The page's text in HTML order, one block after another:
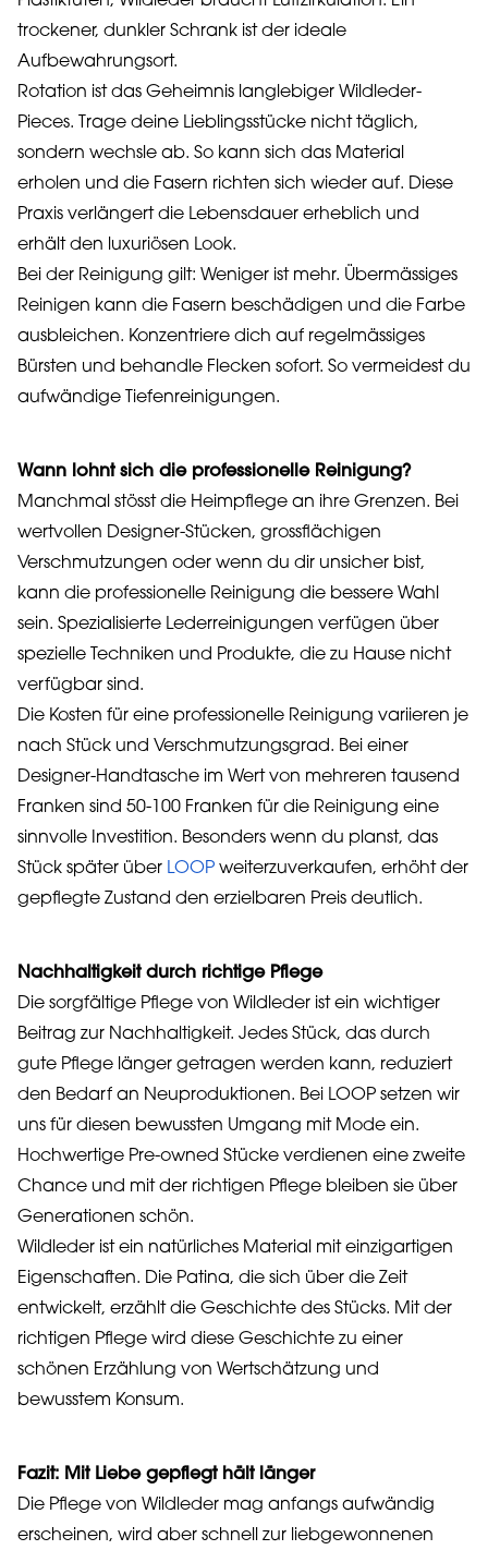
trockener, dunkler Schrank ist der ideale
Aufbewahrungsort.
Rotation ist das Geheimnis langlebiger Wildleder-
Pieces. Trage deine Lieblingsstücke nicht täglich,
sondern wechsle ab. So kann sich das Material
erholen und die Fasern richten sich wieder auf. Diese
Praxis verlängert die Lebensdauer erheblich und
erhält den luxuriösen Look.
Bei der Reinigung gilt: Weniger ist mehr. Übermässiges
Reinigen kann die Fasern beschädigen und die Farbe
ausbleichen. Konzentriere dich auf regelmässiges
Bürsten und behandle Flecken sofort. So vermeidest du
aufwändige Tiefenreinigungen.
Wann lohnt sich die professionelle Reinigung?
Manchmal stösst die Heimpflege an ihre Grenzen. Bei
wertvollen Designer-Stücken, grossflächigen
Verschmutzungen oder wenn du dir unsicher bist,
kann die professionelle Reinigung die bessere Wahl
sein. Spezialisierte Lederreinigungen verfügen über
spezielle Techniken und Produkte, die zu Hause nicht
verfügbar sind.
Die Kosten für eine professionelle Reinigung variieren je
nach Stück und Verschmutzungsgrad. Bei einer
Designer-Handtasche im Wert von mehreren tausend
Franken sind 50-100 Franken für die Reinigung eine
sinnvolle Investition. Besonders wenn du planst, das
Stück später über LOOP weiterzuverkaufen, erhöht der
gepflegte Zustand den erzielbaren Preis deutlich.
Nachhaltigkeit durch richtige Pflege
Die sorgfältige Pflege von Wildleder ist ein wichtiger
Beitrag zur Nachhaltigkeit. Jedes Stück, das durch
gute Pflege länger getragen werden kann, reduziert
den Bedarf an Neuproduktionen. Bei LOOP setzen wir
uns für diesen bewussten Umgang mit Mode ein.
Hochwertige Pre-owned Stücke verdienen eine zweite
Chance und mit der richtigen Pflege bleiben sie über
Generationen schön.
Wildleder ist ein natürliches Material mit einzigartigen
Eigenschaften. Die Patina, die sich über die Zeit
entwickelt, erzählt die Geschichte des Stücks. Mit der
richtigen Pflege wird diese Geschichte zu einer
schönen Erzählung von Wertschätzung und
bewusstem Konsum.
Fazit: Mit Liebe gepflegt hält länger
Die Pflege von Wildleder mag anfangs aufwändig
erscheinen, wird aber schnell zur liebgewonnenen